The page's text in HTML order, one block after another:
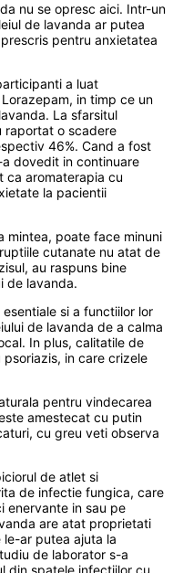
nu se opresc aici. Intr-un
de lavanda ar putea
pentru anxietatea
a luat
in timp ce un
La sfarsitul
raportat o scadere
46%. Cand a fost
dovedit in continuare
ca aromaterapia cu
la pacientii
mintea, poate face minuni
cutanate nu atat de
au raspuns bine
de lavanda.
si a functiilor lor
de lavanda de a calma
In plus, calitatile de
in care crizele
pentru vindecarea
amestecat cu putin
cu greu veti observa
de atlet si
de infectie fungica, care
enervante in sau pe
are atat proprietati
ar putea ajuta la
de laborator s-a